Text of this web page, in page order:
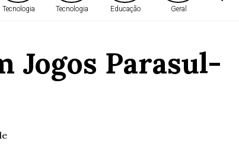
Tecnologia Tecnologia Educação Geral
Jogos Parasul-